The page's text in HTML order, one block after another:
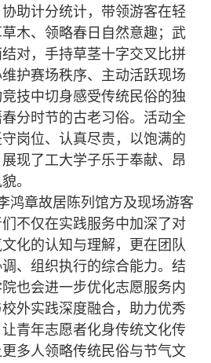
助计分统计，带领游客在轻
木、领略春日自然意趣；武
对，手持草茎十字交叉比拼
护赛场秩序、主动活跃现场
技中切身感受传统民俗的独
分时节的古老习俗。活动全
岗位、认真尽责，以饱满的
现了工大学子乐于奉献、昂
。
鸿章故居陈列馆方及现场游客
不仅在实践服务中加深了对
化的认知与理解，更在团队
、组织执行的综合能力。结
也会进一步优化志愿服务内
外实践深度融合，助力优秀
青年志愿者化身传统文化传
多人领略传统民俗与节气文